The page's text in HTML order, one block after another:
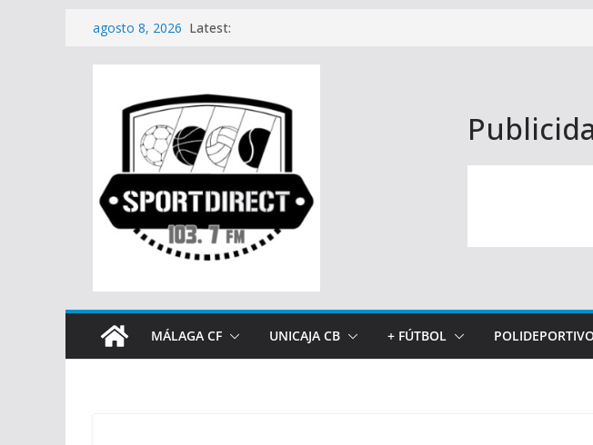
Saltaragosto 8, 2026 Latest:
MÁLAGA CF UNICAJA CB + FÚTBOL